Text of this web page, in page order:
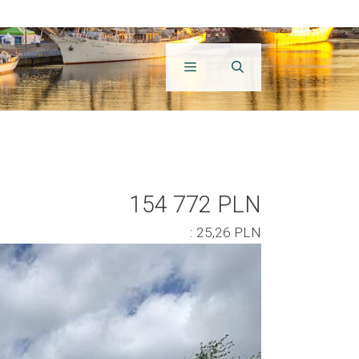
154 772 PLN
: 25,26 PLN